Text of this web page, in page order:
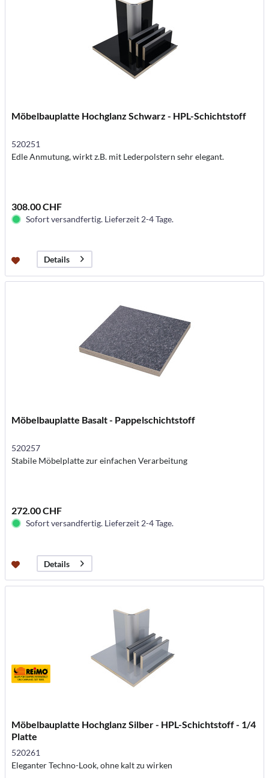
Möbelbauplatte Hochglanz Schwarz - HPL-Schichtstoff
520251
Edle Anmutung, wirkt z.B. mit Lederpolstern sehr elegant.
308.00 CHF
Sofort versandfertig. Lieferzeit 2-4 Tage.
Details
Möbelbauplatte Basalt - Pappelschichtstoff
520257
Stabile Möbelplatte zur einfachen Verarbeitung
272.00 CHF
Sofort versandfertig. Lieferzeit 2-4 Tage.
Details
Möbelbauplatte Hochglanz Silber - HPL-Schichtstoff - 1/4
Platte
520261
Eleganter Techno-Look, ohne kalt zu wirken